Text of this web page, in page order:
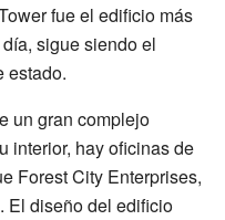
fue el edificio más
sigue siendo el
estado.
un gran complejo
interior, hay oficinas de
Forest City Enterprises,
El diseño del edificio